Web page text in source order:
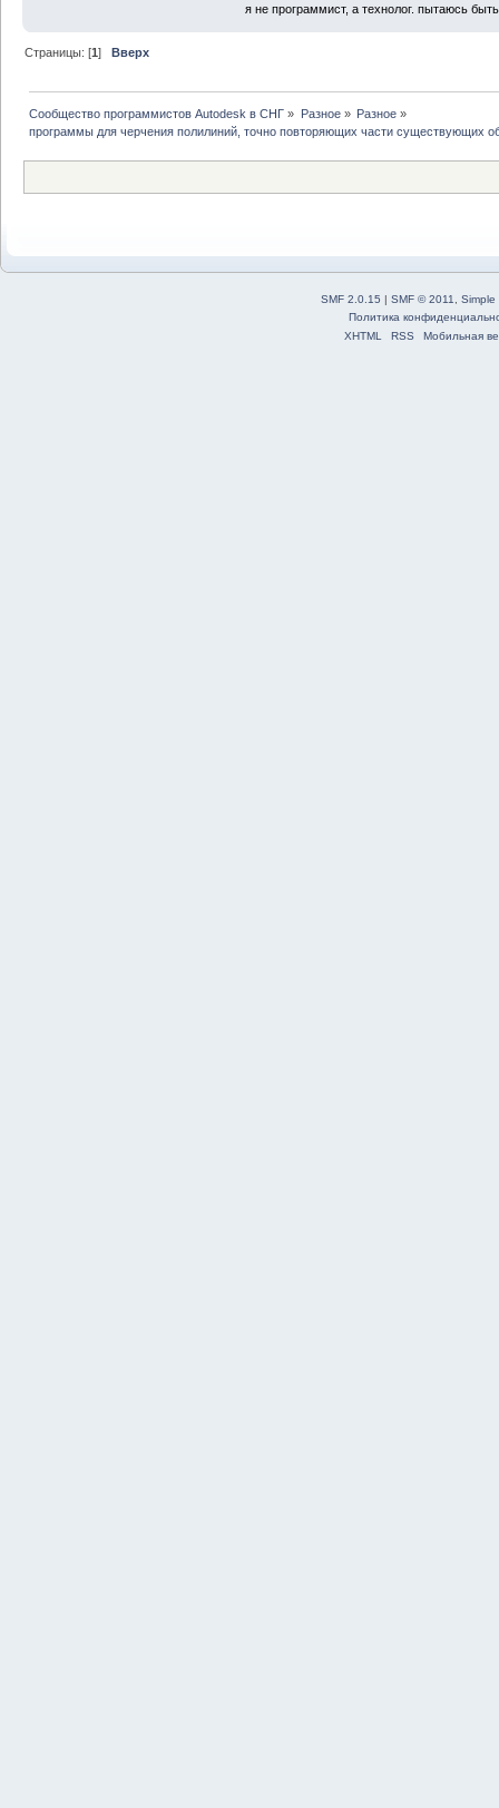
я не программист, а технолог. пытаюсь
Страницы: [1]Вверх
Сообщество программистов Autodesk в СНГ » Разное» Разное»
программы для черчения полилиний, точно повторяющих части существующих
SMF 2.0.15 | SMF © 2011
Simple
Политика
XHTML
RSS Мобильная